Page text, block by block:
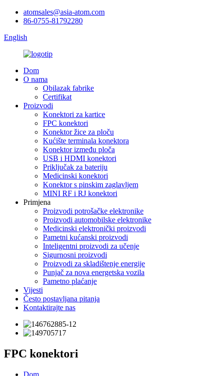
atomsales@asia-atom.com
86-0755-81792280
English
Dom
O nama
Obilazak fabrike
Certifikat
Proizvodi
Konektori za kartice
FPC konektori
Konektor žice za ploču
Kućište terminala konektora
Konektor između ploča
USB i HDMI konektori
Priključak za bateriju
Medicinski konektori
Konektor s pinskim zaglavljem
MINI RF i RJ konektori
Primjena
Proizvodi potrošačke elektronike
Proizvodi automobilske elektronike
Medicinski elektronički proizvodi
Pametni kućanski proizvodi
Inteligentni proizvodi za učenje
Sigurnosni proizvodi
Proizvodi za skladištenje energije
Punjač za nova energetska vozila
Pametno plaćanje
Vijesti
Često postavljana pitanja
Kontaktirajte nas
FPC konektori
Dom